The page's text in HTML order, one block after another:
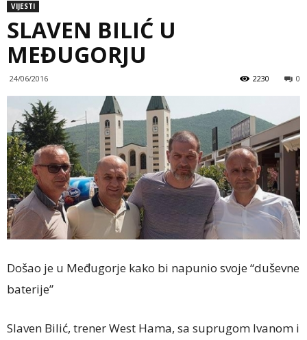
VIJESTI
SLAVEN BILIĆ U
MEĐUGORJU
24/06/2016 0
2230
Došao je u Međugorje kako bi napunio svoje “duševne
baterije”
Slaven Bilić, trener West Hama, sa suprugom Ivanom i